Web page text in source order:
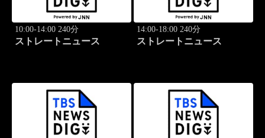
10:00-14:00 240分
ストレートニュース
14:00-18:00 240分
ストレートニュース